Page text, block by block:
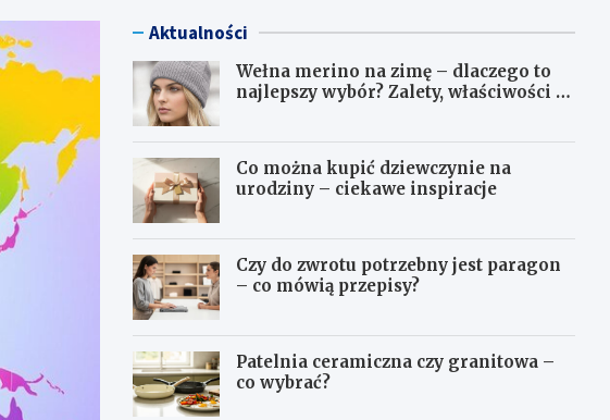
Aktualności
Wełna merino na zimę – dlaczego to
najlepszy wybór? Zalety, właściwości i
Co można kupić dziewczynie na
urodziny – ciekawe inspiracje
Czy do zwrotu potrzebny jest paragon
– co mówią przepisy?
Patelnia ceramiczna czy granitowa –
co wybrać?